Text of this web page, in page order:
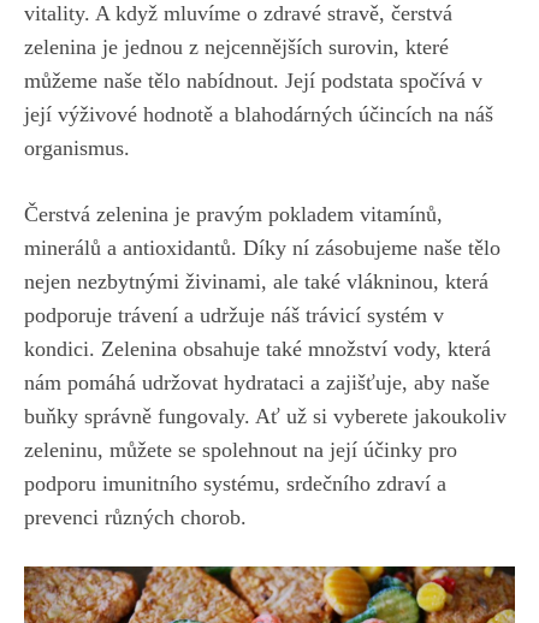
‍vitality. A když⁣ mluvíme o ⁣zdravé⁢ stravě,⁢ čerstvá
zelenina je⁤ jednou​ z nejcennějších surovin, které⁣
můžeme naše‌ tělo⁤ nabídnout. Její podstata⁢ spočívá ​v
její ⁤výživové hodnotě a blahodárných účincích na náš
organismus.
Čerstvá zelenina je ⁣pravým ‌pokladem vitamínů,
⁢minerálů a antioxidantů. Díky​ ní zásobujeme naše tělo
nejen ⁤nezbytnými živinami, ale​ také vlákninou,⁣ která
podporuje trávení a udržuje náš trávicí ⁤systém ‍v
kondici. Zelenina obsahuje také množství vody, která ​
nám⁤ pomáhá udržovat hydrataci a zajišťuje, aby naše
buňky správně ‌fungovaly. ‌Ať už si‌ vyberete‍ jakoukoliv
⁣zeleninu, ⁢můžete se‍ spolehnout na její účinky pro
podporu imunitního systému, srdečního ⁣zdraví ⁤a
prevenci‍ různých⁣ chorob.